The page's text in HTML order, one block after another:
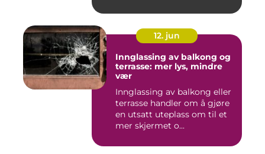
12. jun
Innglassing av balkong og
terrasse: mer lys, mindre
vær
Innglassing av balkong eller
terrasse handler om å gjøre
en utsatt uteplass om til et
mer skjermet o...